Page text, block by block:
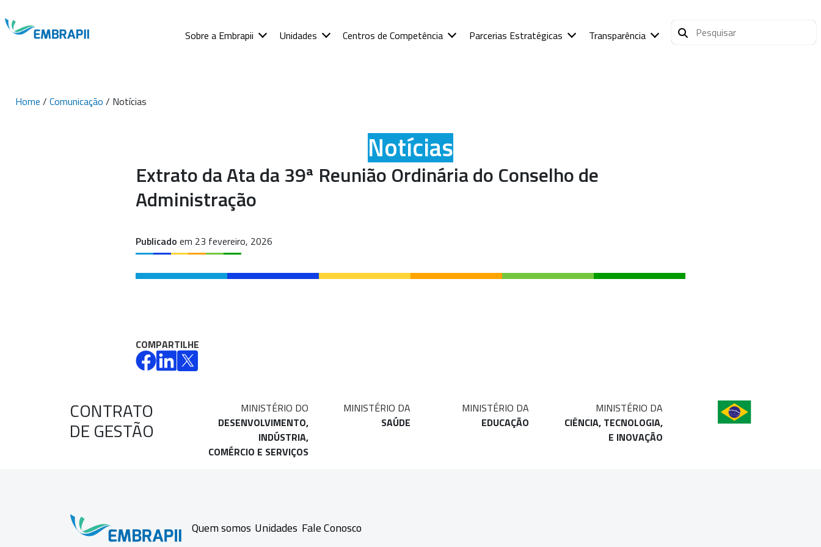
Sobre a Embrapii Unidades Centros de Competência Parcerias Estratégicas Transparência
Home / Comunicação / Notícias
Notícias
Extrato da Ata da 39ª Reunião Ordinária do Conselho de
Administração
Publicado em 23 fevereiro, 2026
COMPARTILHE
CONTRATO
DE GESTÃO
MINISTÉRIO DO
DESENVOLVIMENTO,
INDÚSTRIA,
COMÉRCIO E SERVIÇOS
MINISTÉRIO DA
SAÚDE
MINISTÉRIO DA
EDUCAÇÃO
MINISTÉRIO DA
CIÊNCIA, TECNOLOGIA,
E INOVAÇÃO
Quem somos Unidades Fale Conosco